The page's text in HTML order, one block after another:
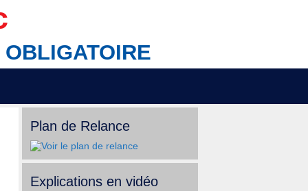
Plan de Relance
Explications en vidéo